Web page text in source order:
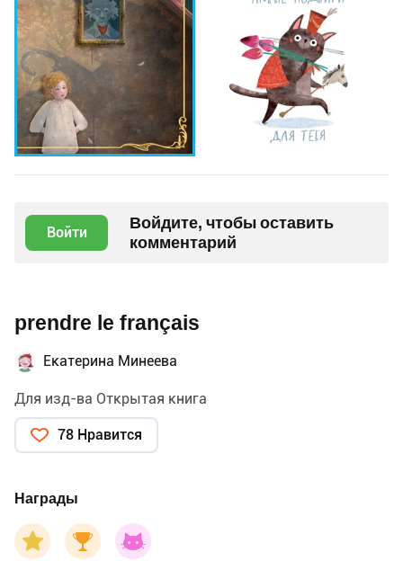
Войти
Войдите, чтобы оставить
комментарий
prendre le français
Екатерина Минеева
Для изд-ва Открытая книга
78 Нравится
Награды